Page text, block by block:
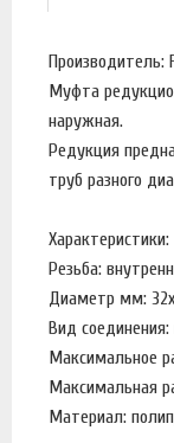
Производитель:
Муфта
наружная.
Редукция
труб разного
Характеристики:
Резьба:
Диаметр мм:
Вид соединения:
Максимальное
Максимальная
Материал: